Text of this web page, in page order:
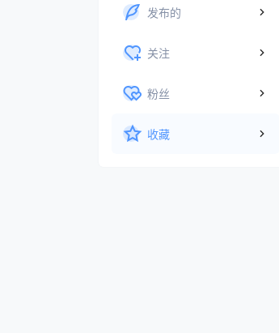
发布的
关注
粉丝
收藏